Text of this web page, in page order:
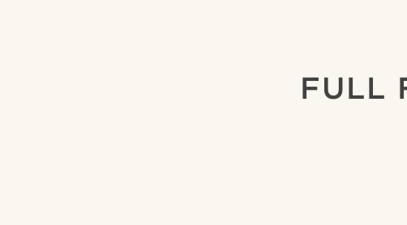
FULL